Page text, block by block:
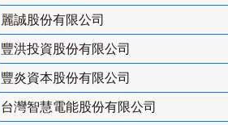
麗誠股份有限公司
豐洪投資股份有限公司
豐炎資本股份有限公司
台灣智慧電能股份有限公司